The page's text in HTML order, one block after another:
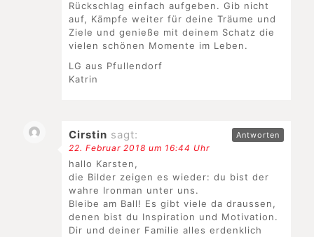
Rückschlag einfach aufgeben. Gib nicht
auf, Kämpfe weiter für deine Träume und
Ziele und genieße mit deinem Schatz die
vielen schönen Momente im Leben.
LG aus Pfullendorf
Katrin
Cirstin sagt:
22. Februar 2018 um 16:44 Uhr
hallo Karsten,
die Bilder zeigen es wieder: du bist der
wahre Ironman unter uns.
Bleibe am Ball! Es gibt viele da draussen,
denen bist du Inspiration und Motivation.
Dir und deiner Familie alles erdenklich
Antworten